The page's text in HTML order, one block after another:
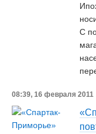
С
08:39, 16 февраля 2011